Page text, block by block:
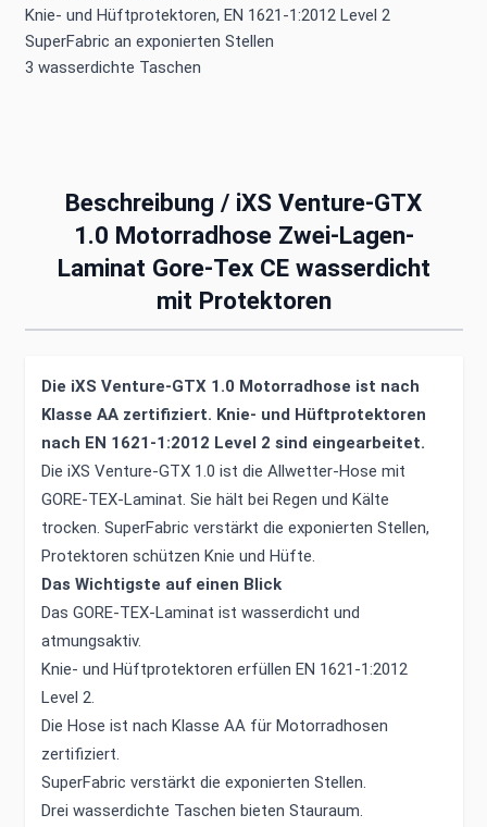
Knie- und Hüftprotektoren, EN 1621-1:2012 Level 2
SuperFabric an exponierten Stellen
3 wasserdichte Taschen
Beschreibung / iXS Venture-GTX
1.0 Motorradhose Zwei-Lagen-
Laminat Gore-Tex CE wasserdicht
mit Protektoren
Die iXS Venture-GTX 1.0 Motorradhose ist nach
Klasse AA zertifiziert. Knie- und Hüftprotektoren
nach EN 1621-1:2012 Level 2 sind eingearbeitet.
Die iXS Venture-GTX 1.0 ist die Allwetter-Hose mit
GORE-TEX-Laminat. Sie hält bei Regen und Kälte
trocken. SuperFabric verstärkt die exponierten Stellen,
Protektoren schützen Knie und Hüfte.
Das Wichtigste auf einen Blick
Das GORE-TEX-Laminat ist wasserdicht und
atmungsaktiv.
Knie- und Hüftprotektoren erfüllen EN 1621-1:2012
Level 2.
Die Hose ist nach Klasse AA für Motorradhosen
zertifiziert.
SuperFabric verstärkt die exponierten Stellen.
Drei wasserdichte Taschen bieten Stauraum.